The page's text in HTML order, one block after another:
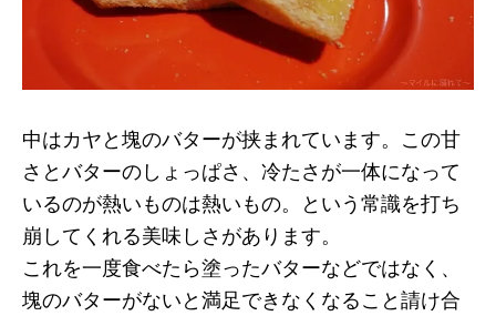
中はカヤと塊のバターが挟まれています。この甘
さとバターのしょっぱさ、冷たさが一体になって
いるのが熱いものは熱いもの。という常識を打ち
崩してくれる美味しさがあります。
これを一度食べたら塗ったバターなどではなく、
塊のバターがないと満足できなくなること請け合